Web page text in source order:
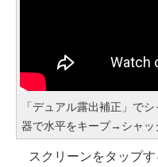
「デュアル露出補正」で
器で水平をキープ→シャッ
スクリーンをタップす